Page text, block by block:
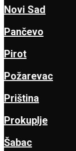
Novi Sad
Pančevo
Pirot
Požarevac
Priština
Prokuplje
Šabac